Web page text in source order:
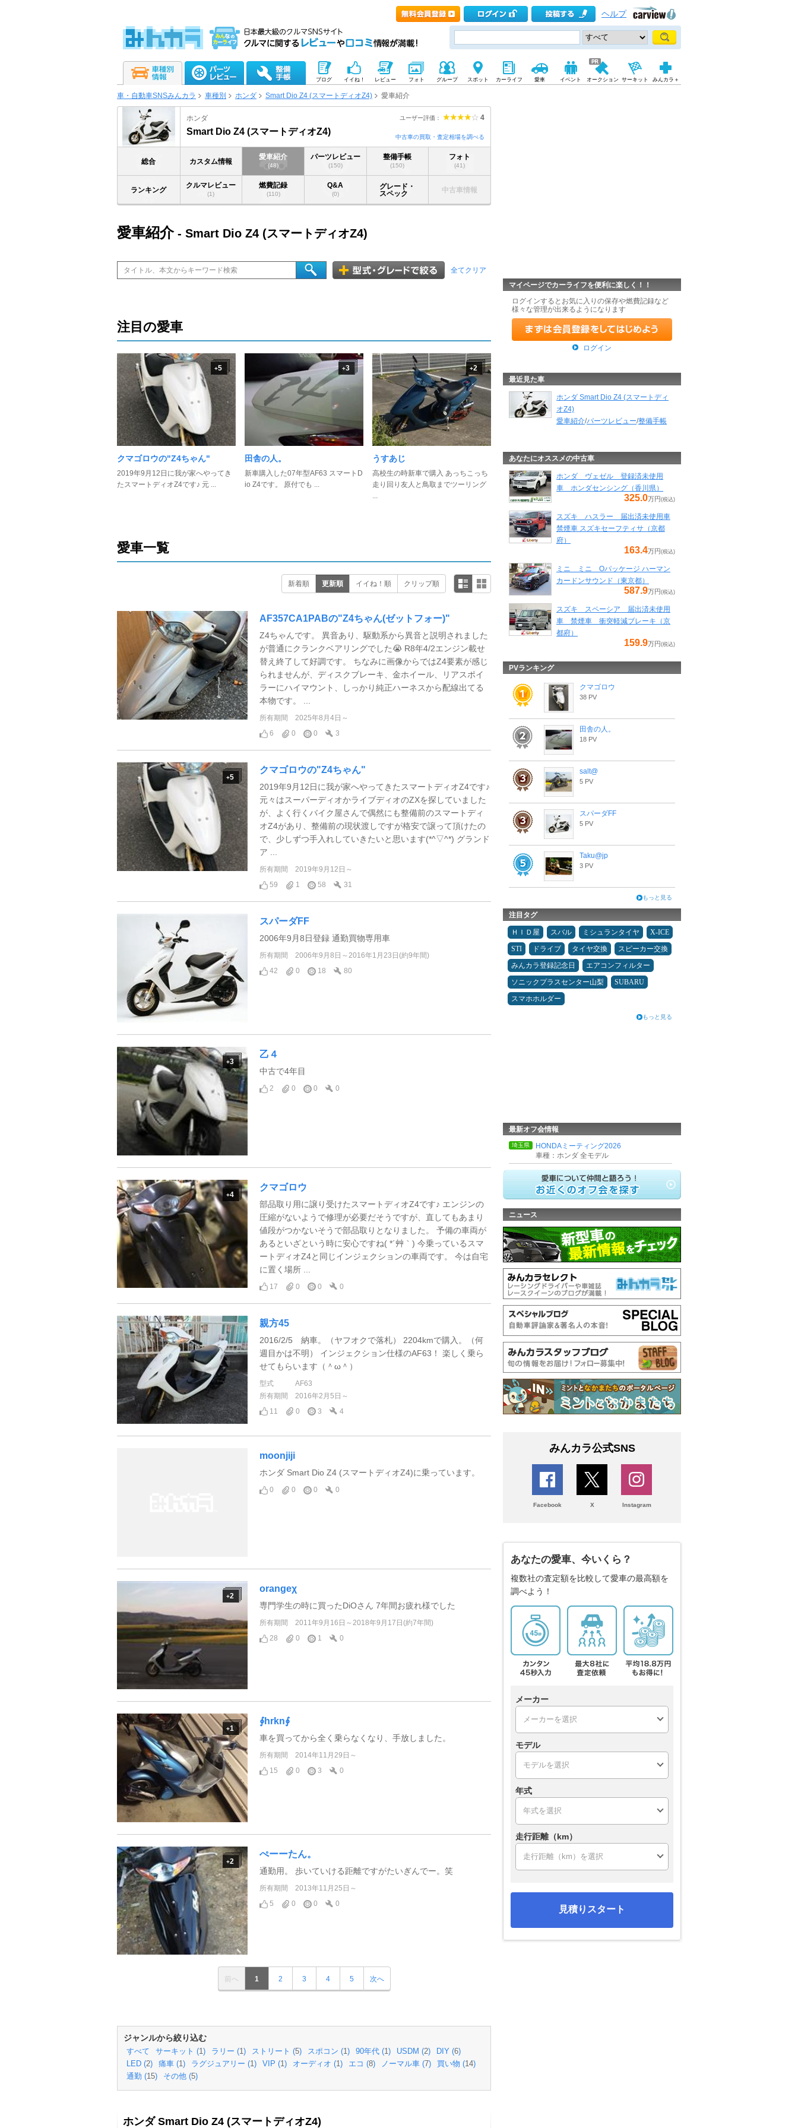
ヘルプ
ブログ イイね！ レビュー フォト グループ スポット カーライフ 愛車 イベント オークション サーキット みんカラ＋
車・自動車SNSみんカラ 車種別 ホンダ Smart Dio Z4 (スマートディオZ4) 愛車紹介
ユーザー評価： 4
ホンダ
Smart Dio Z4 (スマートディオZ4)
中古車の買取・査定相場を調べる
総合 カスタム情報
愛車紹介
(48)
パーツレビュー
(150)
整備手帳
(150)
フォト
(41)
ランキング
クルマレビュー
(1)
燃費記録
(110)
Q&A
(0)
グレード・
スペック
中古車情報
愛車紹介- Smart Dio Z4 (スマートディオZ4)
全てクリア
注目の愛車
+5
クマゴロウの"Z4ちゃん"
2019年9月12日に我が家へやってき
たスマートディオZ4です♪ 元 ...
+3
田舎の人。
新車購入した07年型AF63 スマートD
io Z4です。 原付でも ...
+2
うすあじ
高校生の時新車で購入 あっちこっち
走り回り友人と鳥取までツーリング
...
愛車一覧
新着順 更新順 イイね！順 クリップ順
AF357CA1PABの"Z4ちゃん(ゼットフォー)"
Z4ちゃんです。 異音あり、駆動系から異音と説明されました
が普通にクランクベアリングでした😭 R8年4/2エンジン載せ
替え終了して好調です。 ちなみに画像からではZ4要素が感じ
られませんが、ディスクブレーキ、金ホイール、リアスポイ
ラーにハイマウント、しっかり純正ハーネスから配線出てる
本物です。 ...
所有期間
2025年8月4日～
6
0 0 3
+5
クマゴロウの"Z4ちゃん"
2019年9月12日に我が家へやってきたスマートディオZ4です♪
元々はスーパーディオかライブディオのZXを探していました
が、よく行くバイク屋さんで偶然にも整備前のスマートディ
オZ4があり、整備前の現状渡しですが格安で譲って頂けたの
で、少しずつ手入れしていきたいと思います(*^▽^*) グランド
ア ...
所有期間
2019年9月12日～
59
1 58 31
スパーダFF
2006年9月8日登録 通勤買物専用車
所有期間
2006年9月8日～2016年1月23日(約9年間)
42
0 18 80
+3
乙４
中古で4年目
2 0 0 0
+4
クマゴロウ
部品取り用に譲り受けたスマートディオZ4です♪ エンジンの
圧縮がないようで修理が必要だそうですが、直してもあまり
値段がつかないそうで部品取りとなりました。 予備の車両が
あるといざという時に安心ですね( *´艸｀) 今乗っているスマ
ートディオZ4と同じインジェクションの車両です。 今は自宅
に置く場所 ...
17 0 0 0
親方45
2016/2/5 納車。（ヤフオクで落札） 2204kmで購入。（何
週目かは不明） インジェクション仕様のAF63！ 楽しく乗ら
せてもらいます（＾ω＾）
型式
AF63
所有期間
2016年2月5日～
11
0 3 4
moonjiji
ホンダ Smart Dio Z4 (スマートディオZ4)に乗っています。
0 0 0 0
+2
orangeχ
専門学生の時に買ったDiOさん 7年間お疲れ様でした
所有期間
2011年9月16日～2018年9月17日(約7年間)
28
0 1 0
+1
∮hrkn∮
車を買ってから全く乗らなくなり、手放しました。
所有期間
2014年11月29日～
15
0 3 0
+2
ぺーーたん。
通勤用。 歩いていける距離ですがたいぎんでー。笑
所有期間
2013年11月25日～
5
0 0 0
前へ 1 2 3 4 5 次へ
ジャンルから絞り込む
すべて サーキット (1) ラリー (1) ストリート (5) スポコン (1) 90年代 (1) USDM (2) DIY (6)
LED (2) 痛車 (1) ラグジュアリー (1) VIP (1) オーディオ (1) エコ (8) ノーマル車 (7) 買い物 (14)
通勤 (15) その他 (5)
ホンダ Smart Dio Z4 (スマートディオZ4)
マイページでカーライフを便利に楽しく！！
ログインするとお気に入りの保存や燃費記録など
様々な管理が出来るようになります
ログイン
最近見た車
ホンダ Smart Dio Z4 (スマートディ
オZ4)
愛車紹介/パーツレビュー/整備手帳
あなたにオススメの中古車
ホンダ ヴェゼル 登録済未使用
車 ホンダセンシング（香川県）
325.0万円(税込)
スズキ ハスラー 届出済未使用車
禁煙車 スズキセーフティサ（京都
府）
163.4万円(税込)
ミニ ミニ Oパッケージ ハーマン
カードンサウンド（東京都）
587.9万円(税込)
スズキ スペーシア 届出済未使用
車 禁煙車 衝突軽減ブレーキ（京
都府）
159.9万円(税込)
PVランキング
クマゴロウ
38 PV
田舎の人。
18 PV
salt@
5 PV
スパーダFF
5 PV
Taku@jp
3 PV
もっと見る
注目タグ
ＨＩＤ屋 スバル ミシュランタイヤ
X-ICE
STI
ドライブ タイヤ交換
スピーカー交換
みんカラ登録記念日
エアコンフィルター
ソニックプラスセンター山梨
SUBARU
スマホホルダー
もっと見る
最新オフ会情報
埼玉県
HONDAミーティング2026
車種：ホンダ 全モデル
ニュース
みんカラ公式SNS
Facebook X Instagram
あなたの愛車、今いくら？
複数社の査定額を比較して愛車の最高額を
調べよう！
メーカー
モデル
年式
走行距離（km）
見積りスタート